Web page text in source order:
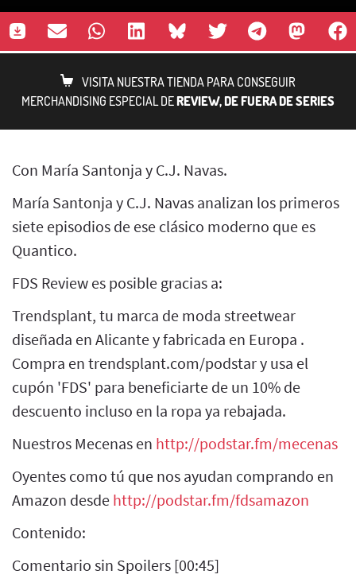
VISITA NUESTRA TIENDA PARA CONSEGUIR
MERCHANDISING ESPECIAL DEREVIEW, DE FUERA DE SERIES
Con María Santonja y C.J. Navas.
María Santonja y C.J. Navas analizan los primeros
siete episodios de ese clásico moderno que es
Quantico.
FDS Review es posible gracias a:
Trendsplant, tu marca de moda streetwear
diseñada en Alicante y fabricada en Europa .
Compra en trendsplant.com/podstar y usa el
cupón 'FDS' para beneficiarte de un 10% de
descuento incluso en la ropa ya rebajada.
Nuestros Mecenas en http://podstar.fm/mecenas
Oyentes como tú que nos ayudan comprando en
Amazon desde http://podstar.fm/fdsamazon
Contenido:
Comentario sin Spoilers [00:45]